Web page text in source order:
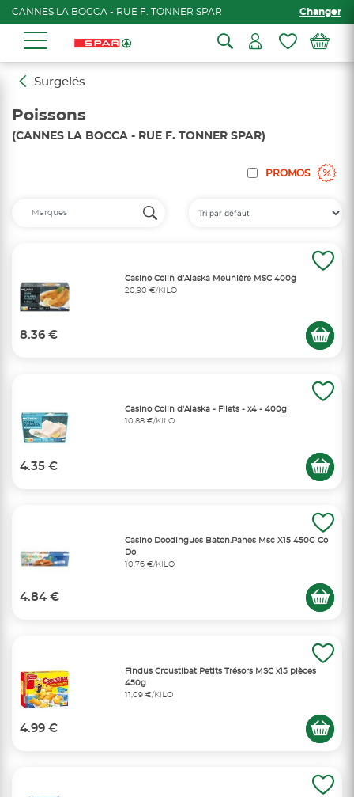
CANNES LA BOCCA - RUE F. TONNER SPAR Changer
Surgelés
Poissons
(CANNES LA BOCCA - RUE F. TONNER SPAR)
PROMOS
Casino Colin d’Alaska Meunière MSC 400g
20,90 €/KILO
8.36 €
Casino Colin d'Alaska - Filets - x4 - 400g
10,88 €/KILO
4.35 €
Casino Doodingues Baton.Panes Msc X15 450G Co
Do
10,76 €/KILO
4.84 €
Findus Croustibat Petits Trésors MSC x15 pièces
450g
11,09 €/KILO
4.99 €